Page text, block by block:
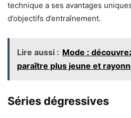
technique a ses avantages
d’objectifs d’entraînement.
Lire aussi : Mode :
paraître plus jeune et
Séries dégressives